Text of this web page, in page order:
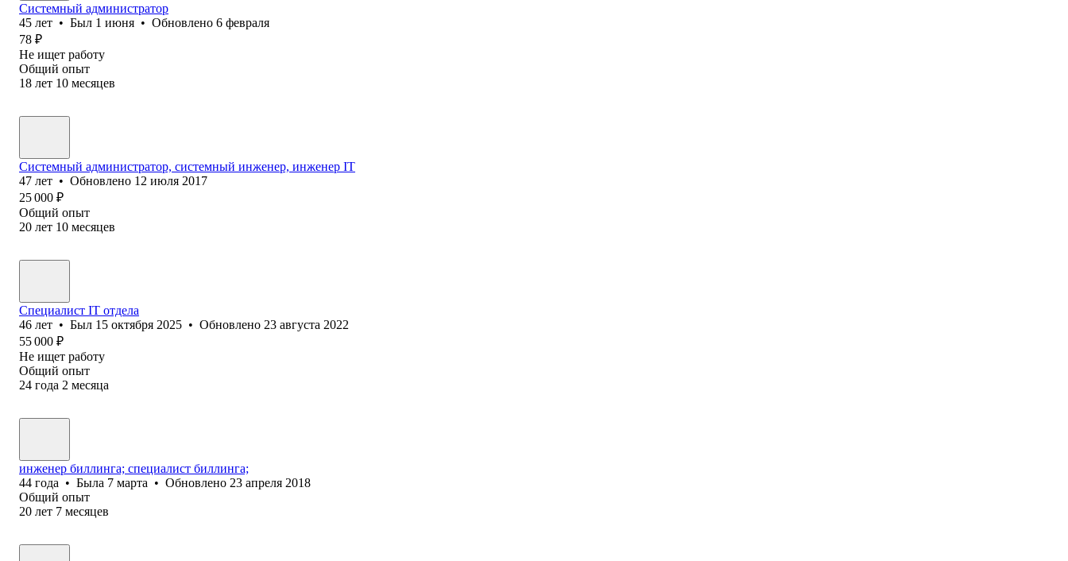
Системный администратор
45 лет • Был 1 июня • Обновлено 6 февраля
78 ₽
Не ищет работу
Общий опыт
18 лет 10 месяцев
Системный администратор, системный инженер, инженер IT
47 лет • Обновлено 12 июля 2017
25 000 ₽
Общий опыт
20 лет 10 месяцев
Cпециалист IT отдела
46 лет • Был 15 октября 2025 • Обновлено 23 августа 2022
55 000 ₽
Не ищет работу
Общий опыт
24 года 2 месяца
инженер биллинга; специалист биллинга;
44 года • Была 7 марта • Обновлено 23 апреля 2018
Общий опыт
20 лет 7 месяцев